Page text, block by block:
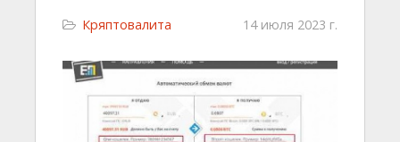
Кряптовалита 14 июля 2023 г.